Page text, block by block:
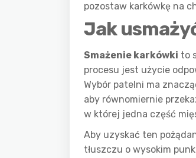
pozostaw karkówkę na
Jak
Smażenie karkówki to
procesu jest użycie
Wybór patelni ma
aby równomiernie
w której jedna część
Aby uzyskać ten
tłuszczu o wysokim